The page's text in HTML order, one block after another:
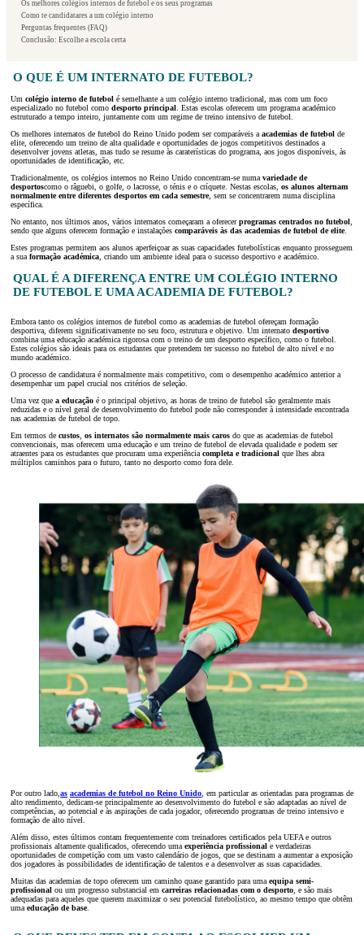
Os melhores colégios internos de futebol e os seus programas
Como te candidatares a um colégio interno
Perguntas frequentes (FAQ)
Conclusão: Escolhe a escola certa
O QUE É UM INTERNATO DE FUTEBOL?
Um colégio interno de futebol é semelhante a um colégio interno tradicional, mas com um foco
especializado no futebol como desporto principal. Estas escolas oferecem um programa académico
estruturado a tempo inteiro, juntamente com um regime de treino intensivo de futebol.
Os melhores internatos de futebol do Reino Unido podem ser comparáveis aacademias de futebol de
elite, oferecendo um treino de alta qualidade e oportunidades de jogos competitivos destinados a
desenvolver jovens atletas, mas tudo se resume às caraterísticas do programa, aos jogos disponíveis, às
oportunidades de identificação, etc.
Tradicionalmente, os colégios internos no Reino Unido concentram-se numavariedade de
desportoscomo o râguebi, o golfe, o lacrosse, o ténis e o críquete. Nestas escolas, os alunos alternam
normalmente entre diferentes desportos em cada semestre, sem se concentrarem numa disciplina
específica.
No entanto, nos últimos anos, vários internatos começaram a oferecerprogramas centrados no futebol,
sendo que alguns oferecem formação e instalações comparáveis às das academias de futebol de elite.
Estes programas permitem aos alunos aperfeiçoar as suas capacidades futebolísticas enquanto prosseguem
a suaformação académica, criando um ambiente ideal para o sucesso desportivo e académico.
QUAL É A DIFERENÇA ENTRE UM COLÉGIO INTERNO
DE FUTEBOL E UMA ACADEMIA DE FUTEBOL?
Embora tanto os colégios internos de futebol como as academias de futebol ofereçam formação
desportiva, diferem significativamente no seu foco, estrutura e objetivo. Um internato desportivo
combina uma educação académica rigorosa com o treino de um desporto específico, como o futebol.
Estes colégios são ideais para os estudantes que pretendem ter sucesso no futebol de alto nível e no
mundo académico.
O processo de candidatura é normalmente mais competitivo, com o desempenho académico anterior a
desempenhar um papel crucial nos critérios de seleção.
Uma vez que a educação é o principal objetivo, as horas de treino de futebol são geralmente mais
reduzidas e o nível geral de desenvolvimento do futebol pode não corresponder à intensidade encontrada
nas academias de futebol de topo.
Em termos de custos os internatos são normalmente mais caros do que as academias de futebol
convencionais, mas oferecem uma educação e um treino de futebol de elevada qualidade e podem ser
atraentes para os estudantes que procuram uma experiência completa e tradicional que lhes abra
múltiplos caminhos para o futuro, tanto no desporto como fora dele.
Por outro lado, as academias de futebol no Reino Unido , em particular as orientadas para programas de
alto rendimento, dedicam-se principalmente ao desenvolvimento do futebol e são adaptadas ao nível de
competências, ao potencial e às aspirações de cada jogador, oferecendo programas de treino intensivo e
formação de alto nível.
Além disso, estes últimos contam frequentemente com treinadores certificados pela UEFA e outros
profissionais altamente qualificados, oferecendo uma experiência profissional e verdadeiras
oportunidades de competição com um vasto calendário de jogos, que se destinam a aumentar a exposição
dos jogadores às possibilidades de identificação de talentos e a desenvolver as suas capacidades.
Muitas das academias de topo oferecem um caminho quase garantido para uma equipa semi-
profissional ou um progresso substancial em carreiras relacionadas com o desporto , e são mais
adequadas para aqueles que querem maximizar o seu potencial futebolístico, ao mesmo tempo que obtêm
uma educação de base.